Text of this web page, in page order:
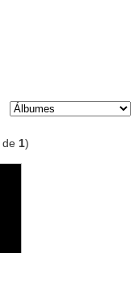
de1)